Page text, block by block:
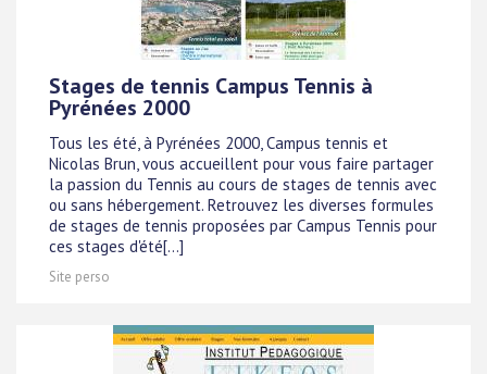
Stages de tennis Campus Tennis à
Pyrénées 2000
Tous les été, à Pyrénées 2000, Campus tennis et
Nicolas Brun, vous accueillent pour vous faire partager
la passion du Tennis au cours de stages de tennis avec
ou sans hébergement. Retrouvez les diverses formules
de stages de tennis proposées par Campus Tennis pour
ces stages d'été[...]
Site perso